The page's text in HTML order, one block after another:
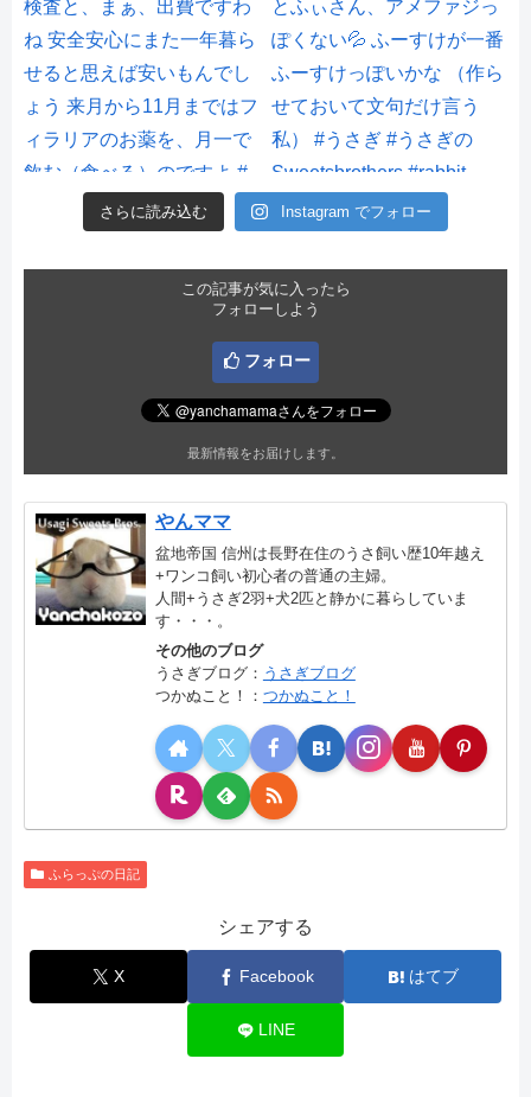
さらに読み込む Instagram でフォロー
この記事が気に入ったら
フォローしよう
フォロー
最新情報をお届けします。
やんママ
盆地帝国 信州は長野在住のうさ飼い歴10年越え
+ワンコ飼い初心者の普通の主婦。
人間+うさぎ2羽+犬2匹と静かに暮らしていま
す・・・。
その他のブログ
うさぎブログ： うさぎブログ
つかぬこと！： つかぬこと！
ふらっぷの日記
シェアする
X Facebook はてブ
LINE